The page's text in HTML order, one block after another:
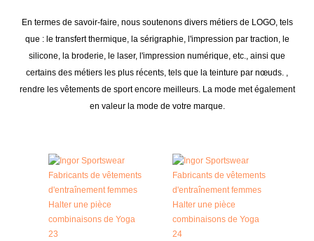
En termes de savoir-faire, nous soutenons divers métiers de LOGO, tels
que : le transfert thermique, la sérigraphie, l'impression par traction, le
silicone, la broderie, le laser, l'impression numérique, etc., ainsi que
certains des métiers les plus récents, tels que la teinture par nœuds. ,
rendre les vêtements de sport encore meilleurs. La mode met également
en valeur la mode de votre marque.